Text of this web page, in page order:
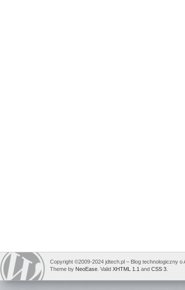
Copyright ©2009-2024 jdtech.pl – Blog technologiczny o
Theme by NeoEase . Valid XHTML 1.1 and CSS 3